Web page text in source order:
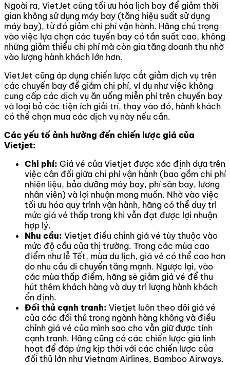
Ngoài ra, VietJet cũng tối ưu hóa lịch bay để giảm thời
gian không sử dụng máy bay (tăng hiệu suất sử dụng
máy bay), từ đó giảm chi phí vận hành. Hãng chú trọng
vào việc lựa chọn các tuyến bay có tần suất cao, không
những giảm thiểu chi phí mà còn gia tăng doanh thu nhờ
vào lượng hành khách lớn hơn.
VietJet cũng áp dụng chiến lược cắt giảm dịch vụ trên
các chuyến bay để giảm chi phí, ví dụ như việc không
cung cấp các dịch vụ ăn uống miễn phí trên chuyến bay
và loại bỏ các tiện ích giải trí, thay vào đó, hành khách
có thể chọn mua các dịch vụ này nếu cần.
Các yếu tố ảnh hưởng đến chiến lược giá của
Vietjet:
Chi phí: Giá vé của Vietjet được xác định dựa trên
việc cân đối giữa chi phí vận hành (bao gồm chi phí
nhiên liệu, bảo dưỡng máy bay, phí sân bay, lương
nhân viên) và lợi nhuận mong muốn. Nhờ vào việc
tối ưu hóa quy trình vận hành, hãng có thể duy trì
mức giá vé thấp trong khi vẫn đạt được lợi nhuận
hợp lý.
Nhu cầu: Vietjet điều chỉnh giá vé tùy thuộc vào
mức độ cầu của thị trường. Trong các mùa cao
điểm như lễ Tết, mùa du lịch, giá vé có thể cao hơn
do nhu cầu di chuyển tăng mạnh. Ngược lại, vào
các mùa thấp điểm, hãng sẽ giảm giá vé để thu
hút thêm khách hàng và duy trì lượng hành khách
ổn định.
Đối thủ cạnh tranh: Vietjet luôn theo dõi giá vé
của các đối thủ trong ngành hàng không và điều
chỉnh giá vé của mình sao cho vẫn giữ được tính
cạnh tranh. Hãng cũng có các chiến lược giá linh
hoạt để đáp ứng kịp thời với các chiến lược của
đối thủ lớn như Vietnam Airlines, Bamboo Airways.